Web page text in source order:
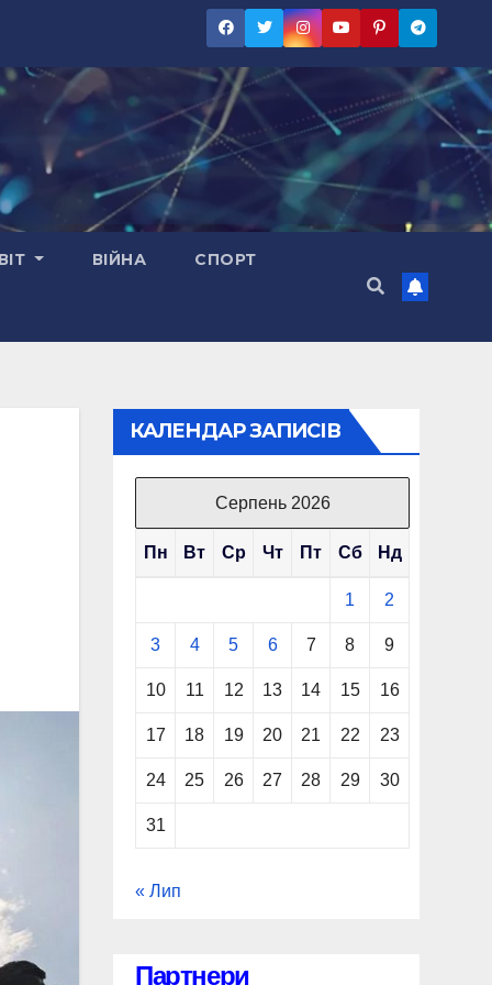
ВІЙНА СПОРТ
КАЛЕНДАР ЗАПИСІВ
Серпень 2026
Пн Вт Ср Чт Пт Сб Нд
1 2
3 4 5 6 7 8 9
10 11 12 13 14 15 16
17 18 19 20 21 22 23
24 25 26 27 28 29 30
31
« Лип
Партнери